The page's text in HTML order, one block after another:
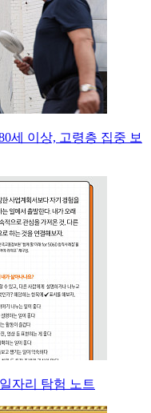
세 이상, 고령층 집중 보
자리 탐험 노트